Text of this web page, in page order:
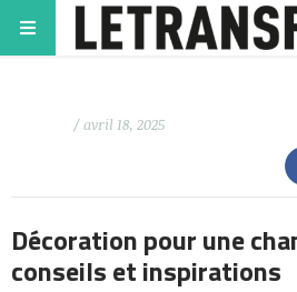
/ avril 18, 2025
Décoration pour une
conseils et inspirations